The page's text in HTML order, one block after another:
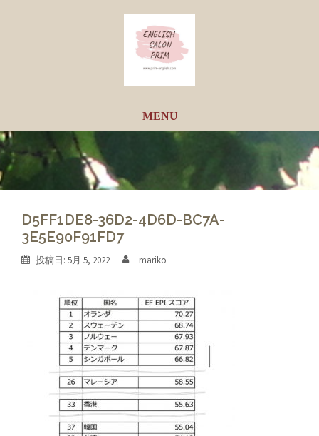
ッ
プ
D5FF1DE8-36D2-4D6D-BC7A-
3E5E90F91FD7
投稿日: 5月 5, 2022 mariko